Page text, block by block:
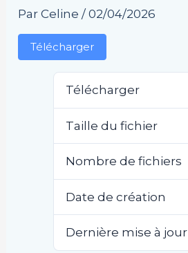
ParCeline/02/04/2026
Télécharger
Télécharger
Taille du fichier
Nombre de fichiers
Date de création
Dernière mise à jour